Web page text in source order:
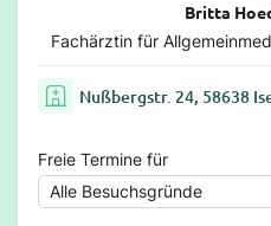
Britta
Fachärztin für
Nußbergstr. 24, 58638
Freie Termine für